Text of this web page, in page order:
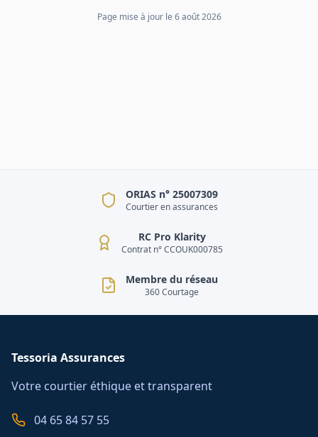
Page mise à jour le 6 août 2026
ORIAS n° 25007309
Courtier en assurances
RC Pro Klarity
Contrat n° CCOUK000785
Membre du réseau
360 Courtage
Tessoria Assurances
Votre courtier éthique et transparent
04 65 84 57 55